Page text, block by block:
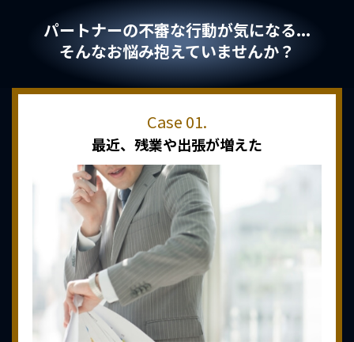
パートナーの不審な行動が気になる...
そんなお悩み抱えていませんか？
最近、 残業や出張が増えた